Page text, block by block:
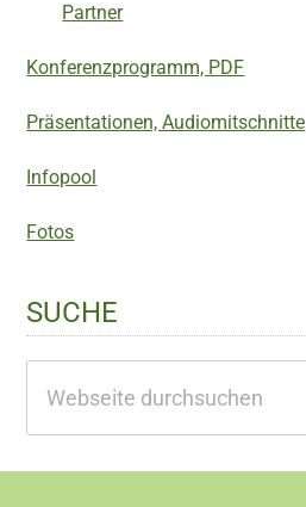
Partner
Konferenzprogramm, PDF
Präsentationen, Audiomitschnitte
Infopool
Fotos
SUCHE
durchsuchen